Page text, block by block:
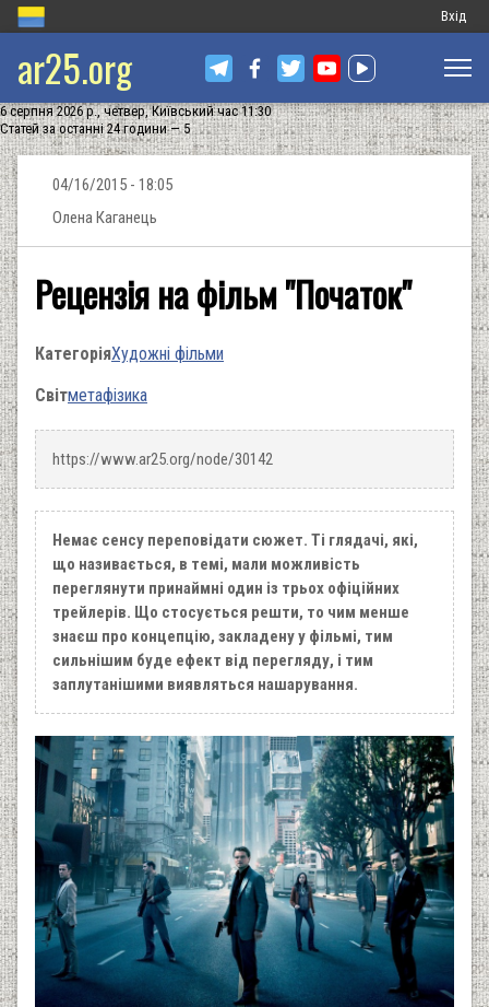
Меню
запису
Вхід
ar25.org
6 серпня 2026 р., четвер, Київський час 11:30
Статей за останні 24 години — 5
04/16/2015 - 18:05
Олена Каганець
Рецензія на фільм "Початок"
КатегоріяХудожні фільми
Світметафізика
https://www.ar25.org/node/30142
Немає сенсу переповідати сюжет. Ті глядачі, які,
що називається, в темі, мали можливість
переглянути принаймні один із трьох офіційних
трейлерів. Що стосується решти, то чим менше
знаєш про концепцію, закладену у фільмі, тим
сильнішим буде ефект від перегляду, і тим
заплутанішими виявляться нашарування.